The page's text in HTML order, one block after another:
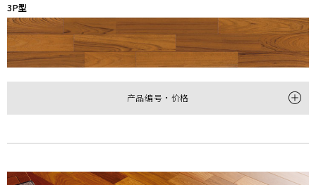
3P型
产品编号・价格
尺寸(厚×宽×长㎜) 12×303×1,818